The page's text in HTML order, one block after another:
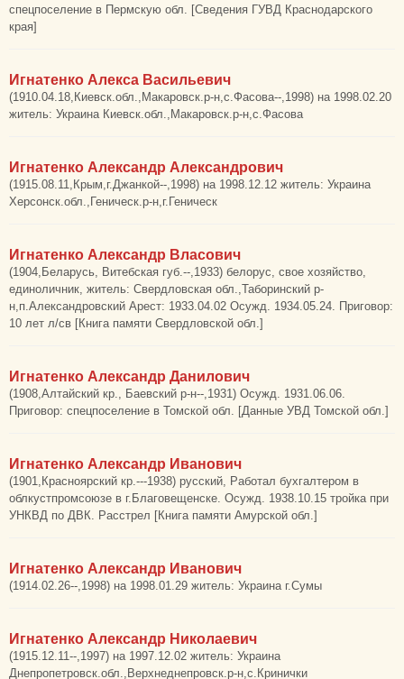
спецпоселение в Пермскую обл. [Сведения ГУВД Краснодарского
края]
Игнатенко Алекса Васильевич
(1910.04.18,Киевск.обл.,Макаровск.р-н,с.Фасова--,1998) на 1998.02.20
житель: Украина Киевск.обл.,Макаровск.р-н,с.Фасова
Игнатенко Александр Александрович
(1915.08.11,Крым,г.Джанкой--,1998) на 1998.12.12 житель: Украина
Херсонск.обл.,Геническ.р-н,г.Геническ
Игнатенко Александр Власович
(1904,Беларусь, Витебская губ.--,1933) белорус, свое хозяйство,
единоличник, житель: Свердловская обл.,Таборинский р-
н,п.Александровский Арест: 1933.04.02 Осужд. 1934.05.24. Приговор:
10 лет л/св [Книга памяти Свердловской обл.]
Игнатенко Александр Данилович
(1908,Алтайский кр., Баевский р-н--,1931) Осужд. 1931.06.06.
Приговор: спецпоселение в Томской обл. [Данные УВД Томской обл.]
Игнатенко Александр Иванович
(1901,Красноярский кр.---1938) русский, Работал бухгалтером в
облкустпромсоюзе в г.Благовещенске. Осужд. 1938.10.15 тройка при
УНКВД по ДВК. Расстрел [Книга памяти Амурской обл.]
Игнатенко Александр Иванович
(1914.02.26--,1998) на 1998.01.29 житель: Украина г.Сумы
Игнатенко Александр Николаевич
(1915.12.11--,1997) на 1997.12.02 житель: Украина
Днепропетровск.обл.,Верхнеднепровск.р-н,с.Кринички